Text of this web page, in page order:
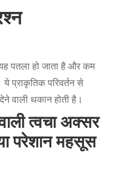
पतला हो जाता है और कम
प्राकृतिक परिवर्तन से
वाली थकान होती है।
त्वचा अक्सर
परेशान महसूस